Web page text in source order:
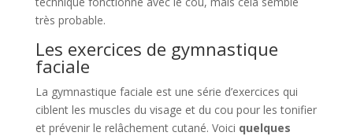
très probable.
Les exercices de gymnastique
faciale
La gymnastique faciale est une série d’exercices qui
ciblent les muscles du visage et du cou pour les tonifier
et prévenir le relâchement cutané. Voici quelques